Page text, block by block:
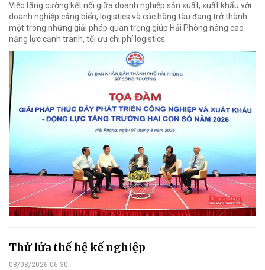
Việc tăng cường kết nối giữa doanh nghiệp sản xuất, xuất khẩu với
doanh nghiệp cảng biển, logistics và các hãng tàu đang trở thành
một trong những giải pháp quan trọng giúp Hải Phòng nâng cao
năng lực cạnh tranh, tối ưu chi phí logistics.
Thử lửa thế hệ kế nghiệp
08/08/2026 06:30